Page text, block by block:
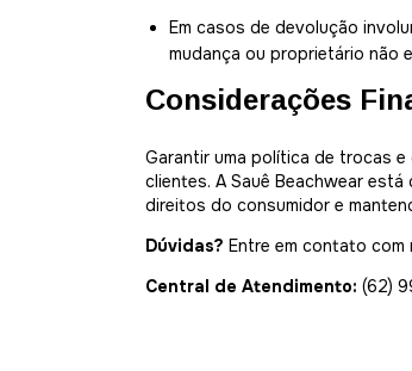
Em casos de devolução
mudança ou proprietário não
Considerações
Garantir uma política de trocas
clientes. A Sauê Beachwear
direitos do consumidor e
Dúvidas? Entre em contato com
Central de Atendimento: (62)